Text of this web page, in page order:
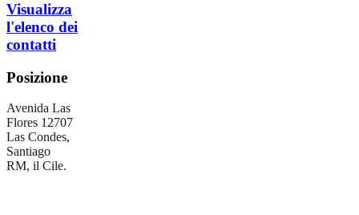
Visualizza
l'elenco dei
contatti
Posizione
Avenida Las
Flores 12707
Las Condes,
Santiago
RM, il Cile.